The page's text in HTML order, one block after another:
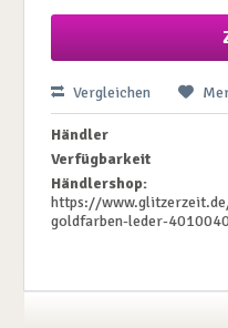
Vergleichen
Händler
Verfügbarkeit
Händlershop:
https://
goldfarben-leder-